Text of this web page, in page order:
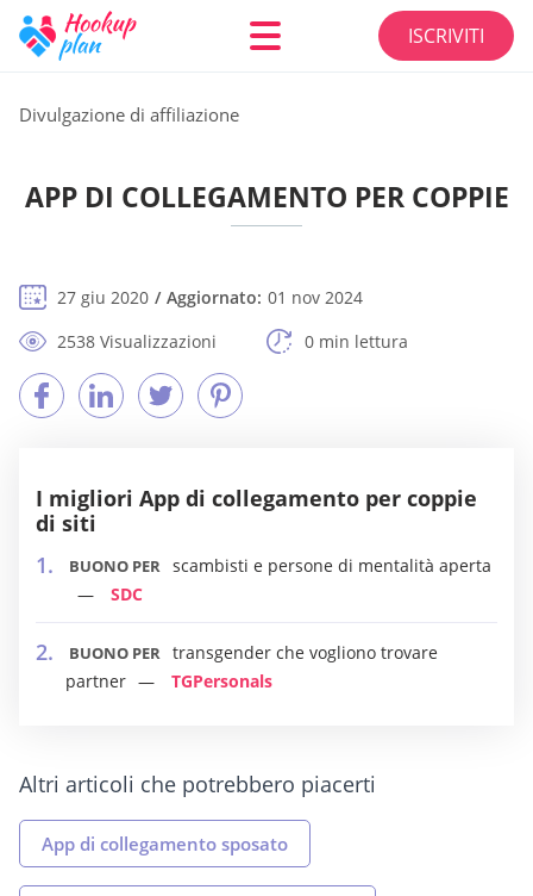
ISCRIVITI
Divulgazione di affiliazione
APP DI COLLEGAMENTO PER COPPIE
27 giu 2020 Aggiornato: 01 nov 2024
2538 Visualizzazioni
0 min lettura
I migliori App di collegamento per coppie
di siti
BUONO PER scambisti e persone di mentalità aperta
SDC
BUONO PER transgender che vogliono trovare
partner
TGPersonals
Altri articoli che potrebbero piacerti
App di collegamento sposato